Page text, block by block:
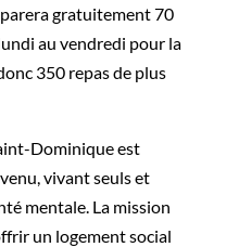
gratuitement 70
au vendredi pour la
350 repas de plus
Dominique est
vivant seuls et
mentale. La mission
un logement social